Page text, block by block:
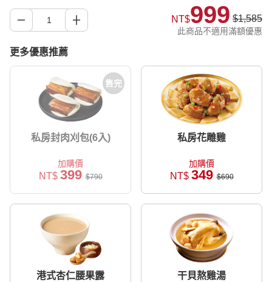
NT$999 $1,585
此商品不適用滿額優惠
更多優惠推薦
售完
私房封肉刈包(6入)
加購價
NT$ 399$790
私房花雕雞
加購價
NT$ 349$690
港式杏仁腰果露 干貝熬雞湯